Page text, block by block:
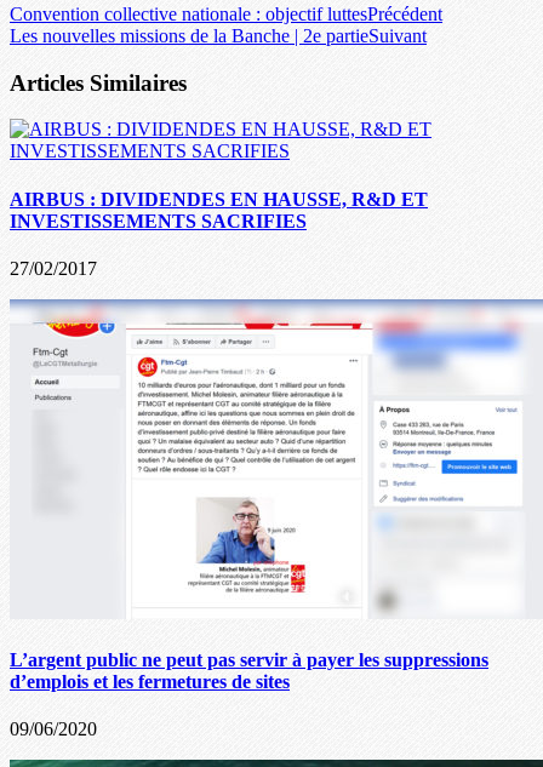
Convention collective nationale : objectif luttesPrécédent
Les nouvelles missions de la Banche | 2e partieSuivant
Articles Similaires
AIRBUS : DIVIDENDES EN HAUSSE, R&D ET
INVESTISSEMENTS SACRIFIES
27/02/2017
L’argent public ne peut pas servir à payer les suppressions
d’emplois et les fermetures de sites
09/06/2020